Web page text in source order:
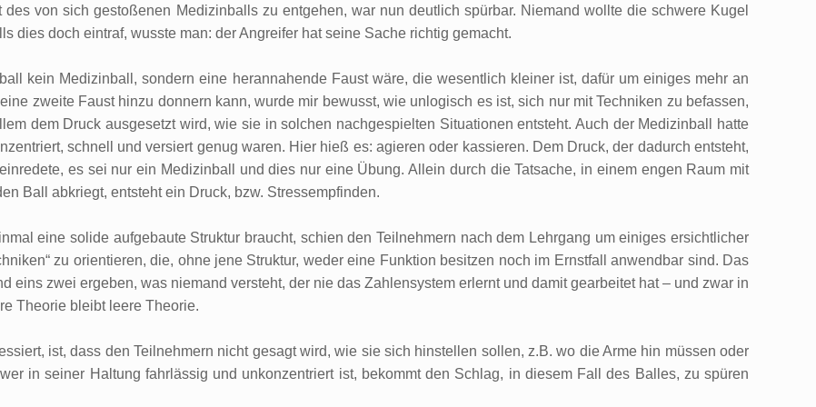
von sich gestoßenen Medizinballs zu entgehen, war nun deutlich spürbar. Niemand wollte die schwere Kugel
dies doch eintraf, wusste man: der Angreifer hat seine Sache richtig gemacht.
kein Medizinball, sondern eine herannahende Faust wäre, die wesentlich kleiner ist, dafür um einiges mehr an
zweite Faust hinzu donnern kann, wurde mir bewusst, wie unlogisch es ist, sich nur mit Techniken zu befassen,
dem Druck ausgesetzt wird, wie sie in solchen nachgespielten Situationen entsteht. Auch der Medizinball hatte
schnell und versiert genug waren. Hier hieß es: agieren oder kassieren. Dem Druck, der dadurch entsteht,
es sei nur ein Medizinball und dies nur eine Übung. Allein durch die Tatsache, in einem engen Raum mit
Ball abkriegt, entsteht ein Druck, bzw. Stressempfinden.
eine solide aufgebaute Struktur braucht, schien den Teilnehmern nach dem Lehrgang um einiges ersichtlicher
zu orientieren, die, ohne jene Struktur, weder eine Funktion besitzen noch im Ernstfall anwendbar sind. Das
eins zwei ergeben, was niemand versteht, der nie das Zahlensystem erlernt und damit gearbeitet hat – und zwar in
Theorie bleibt leere Theorie.
ist, dass den Teilnehmern nicht gesagt wird, wie sie sich hinstellen sollen, z.B. wo die Arme hin müssen oder
in seiner Haltung fahrlässig und unkonzentriert ist, bekommt den Schlag, in diesem Fall des Balles, zu spüren